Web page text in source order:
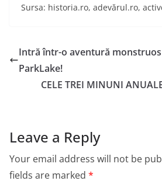
Sursa: historia.ro, adevărul.ro,
Intră într-o aventură
ParkLake!
CELE TREI MINUNI
Leave a Reply
Your email address will not be
fields are marked *